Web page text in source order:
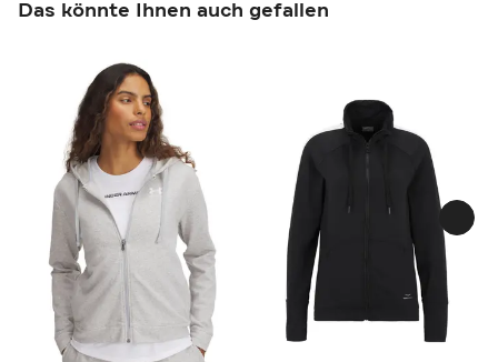
Das könnte Ihnen auch gefallen